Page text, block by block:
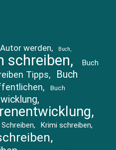
Autor werden Buch
schreiben
Buch
Tipps
Buch
Buch
Krimi schreiben